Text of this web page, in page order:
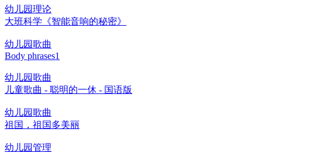
幼儿园理论
大班科学《智能音响的秘密》
幼儿园歌曲
Body phrases1
幼儿园歌曲
儿童歌曲 - 聪明的一休 - 国语版
幼儿园歌曲
祖国，祖国多美丽
幼儿园管理